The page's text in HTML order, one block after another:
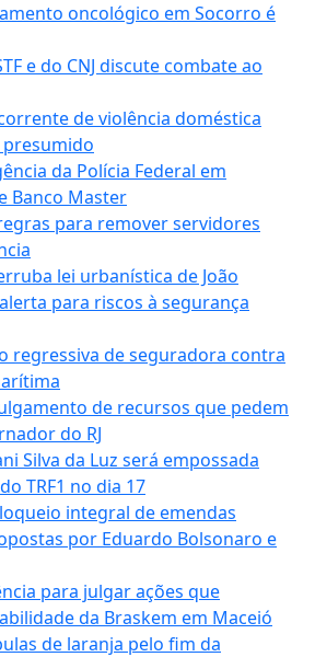
oncológico em Socorro é
e do CNJ discute combate ao
de violência doméstica
da Polícia Federal em
Banco Master
para remover servidores
lei urbanística de João
alerta para riscos à segurança
regressiva de seguradora contra
de recursos que pedem
do RJ
Silva da Luz será empossada
TRF1 no dia 17
integral de emendas
por Eduardo Bolsonaro e
para julgar ações que
da Braskem em Maceió
de laranja pelo fim da